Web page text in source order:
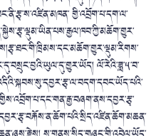
གྱི་འབྲོག་པ་དག་ལ་
ལོ་རེའི་ཟླ་༥་བ་